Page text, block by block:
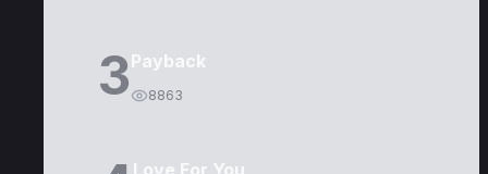
3Payback
8863
Love For You